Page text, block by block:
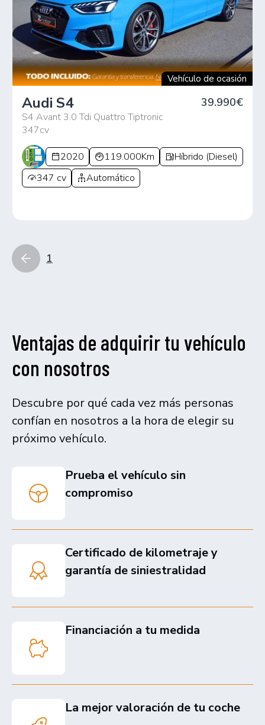
Vehículo de ocasión
Audi S4
S4 Avant 3.0 Tdi Quattro Tiptronic
347cv
39.990€
2020 119.000Km
Híbrido (Diesel)
347 cv
Automático
1
Ventajas de adquirir tu vehículo
con nosotros
Descubre por qué cada vez más personas
confían en nosotros a la hora de elegir su
próximo vehículo.
Prueba el vehículo sin
compromiso
Certificado de kilometraje y
garantía de siniestralidad
Financiación a tu medida
La mejor valoración de tu coche